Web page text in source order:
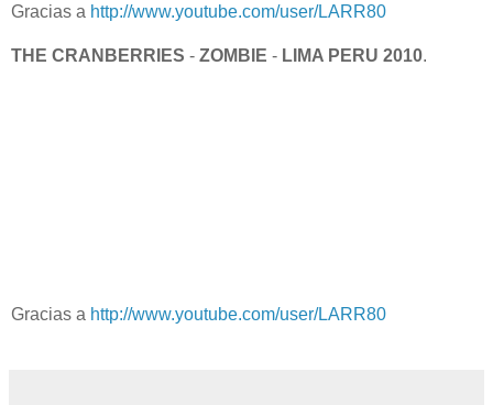
Gracias a http://www.youtube.com/user/LARR80
THE CRANBERRIES - ZOMBIE - LIMA PERU 2010.
Gracias a http://www.youtube.com/user/LARR80